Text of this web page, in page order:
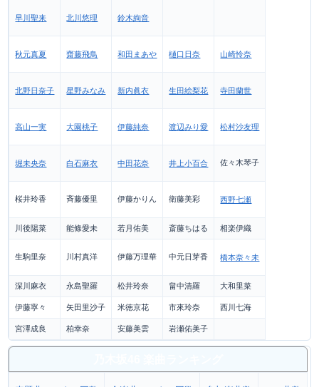
早川聖来 北川悠理 鈴木絢音
秋元真夏 齋藤飛鳥 和田まあや 樋口日奈 山崎怜奈
北野日奈子 星野みなみ 新内眞衣 生田絵梨花 寺田蘭世
高山一実 大園桃子 伊藤純奈 渡辺みり愛 松村沙友理
堀未央奈 白石麻衣 中田花奈 井上小百合 佐々木琴子
桜井玲香 斉藤優里 伊藤かりん 衛藤美彩 西野七瀬
川後陽菜 能條愛未 若月佑美 斎藤ちはる 相楽伊織
生駒里奈 川村真洋 伊藤万理華 中元日芽香 橋本奈々未
深川麻衣 永島聖羅 松井玲奈 畠中清羅 大和里菜
伊藤寧々 矢田里沙子 米徳京花 市來玲奈 西川七海
宮澤成良 柏幸奈 安藤美雲 岩瀬佑美子